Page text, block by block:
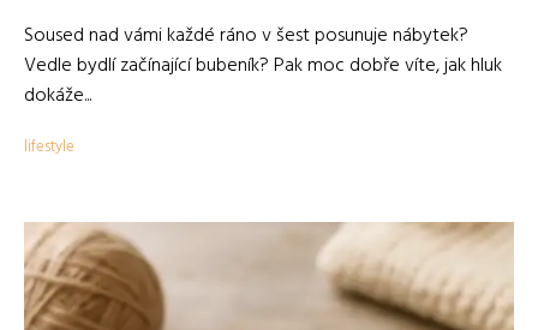
Soused nad vámi každé ráno v šest posunuje nábytek?
Vedle bydlí začínající bubeník? Pak moc dobře víte, jak hluk
dokáže...
lifestyle